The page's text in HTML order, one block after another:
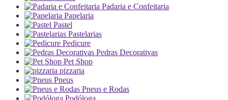
Padaria e Confeitaria
Papelaria
Pastel
Pastelarias
Pedicure
Pedras Decorativas
Pet Shop
pizzaria
Pneus
Pneus e Rodas
Podóloga